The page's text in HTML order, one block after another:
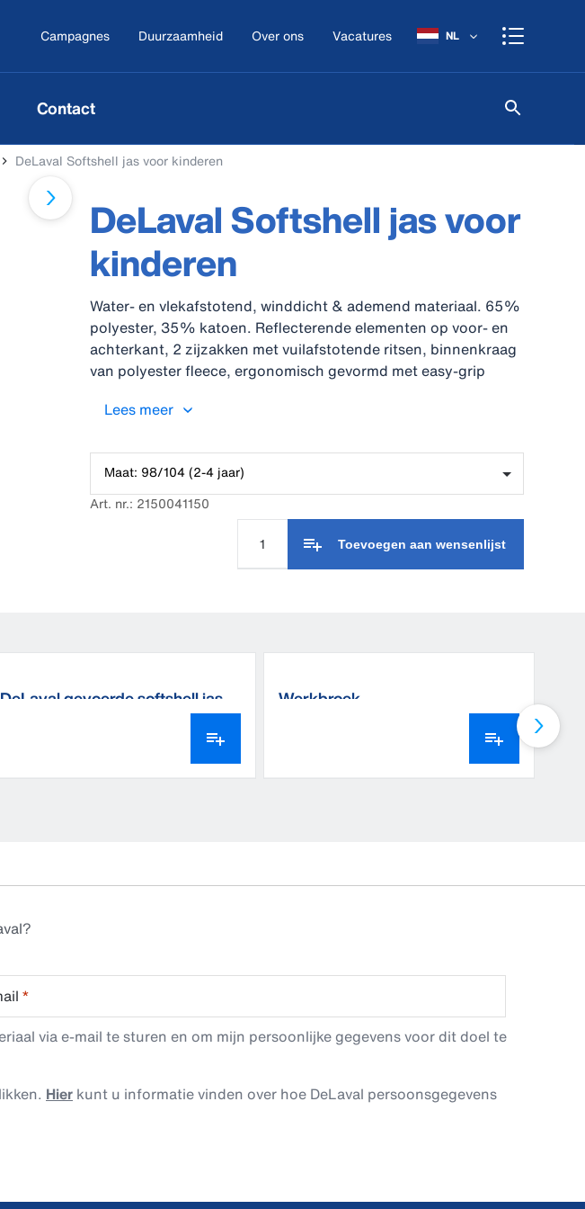
Campagnes Duurzaamheid Over ons Vacatures NL
Contact
DeLaval Softshell jas voor kinderen
DeLaval Softshell jas voor
kinderen
Water- en vlekafstotend, winddicht & ademend materiaal. 65%
polyester, 35% katoen. Reflecterende elementen op voor- en
achterkant, 2 zijzakken met vuilafstotende ritsen, binnenkraag
van polyester fleece, ergonomisch gevormd met easy-grip
Lees meer
Maat: 98/104 (2-4 jaar)
Art. nr.: 2150041150
Toevoegen aan wensenlijst
DeLaval gevoerde softshell jas Werkbroek
*
via e-mail te sturen en om mijn persoonlijke gegevens voor dit doel te
Hier kunt u informatie vinden over hoe DeLaval persoonsgegevens